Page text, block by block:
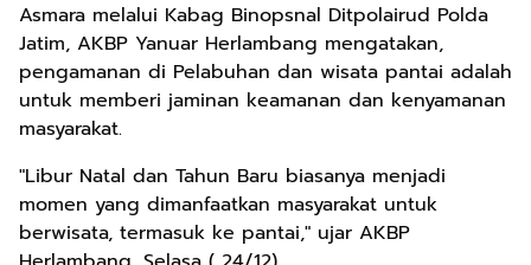
Asmara melalui Kabag Binopsnal Ditpolairud Polda
Jatim, AKBP Yanuar Herlambang mengatakan,
pengamanan di Pelabuhan dan wisata pantai adalah
untuk memberi jaminan keamanan dan kenyamanan
masyarakat.
"Libur Natal dan Tahun Baru biasanya menjadi
momen yang dimanfaatkan masyarakat untuk
berwisata, termasuk ke pantai," ujar AKBP